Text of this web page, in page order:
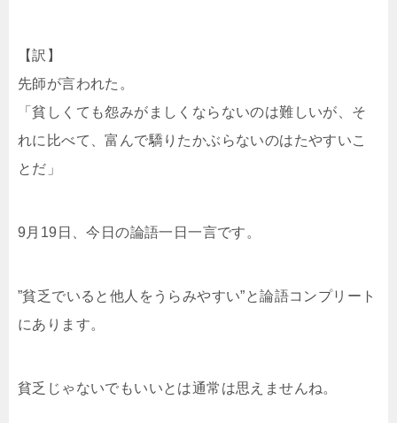
【訳】
先師が言われた。
「貧しくても怨みがましくならないのは難しいが、そ
れに比べて、富んで驕りたかぶらないのはたやすいこ
とだ」
9月19日、今日の論語一日一言です。
”貧乏でいると他人をうらみやすい”と論語コンプリート
にあります。
貧乏じゃないでもいいとは通常は思えませんね。